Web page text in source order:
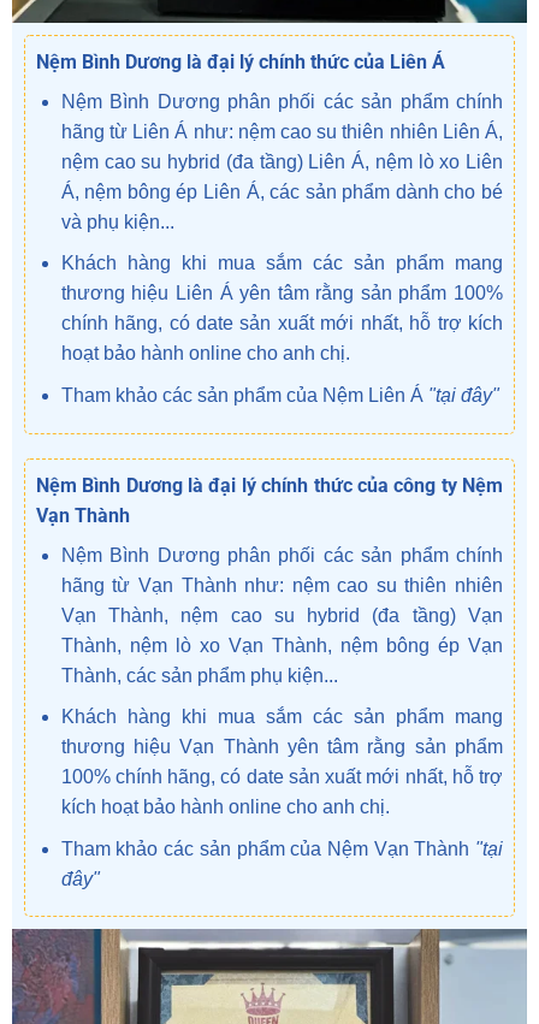
Nệm Bình Dương là đại lý chính thức của Liên Á
Nệm Bình Dương phân phối các sản phẩm chính
hãng từ Liên Á như: nệm cao su thiên nhiên Liên Á,
nệm cao su hybrid (đa tầng) Liên Á, nệm lò xo Liên
Á, nệm bông ép Liên Á, các sản phẩm dành cho bé
và phụ kiện...
Khách hàng khi mua sắm các sản phẩm mang
thương hiệu Liên Á yên tâm rằng sản phẩm 100%
chính hãng, có date sản xuất mới nhất, hỗ trợ kích
hoạt bảo hành online cho anh chị.
Tham khảo các sản phẩm của Nệm Liên Á "tại đây"
Nệm Bình Dương là đại lý chính thức của công ty Nệm
Vạn Thành
Nệm Bình Dương phân phối các sản phẩm chính
hãng từ Vạn Thành như: nệm cao su thiên nhiên
Vạn Thành, nệm cao su hybrid (đa tầng) Vạn
Thành, nệm lò xo Vạn Thành, nệm bông ép Vạn
Thành, các sản phẩm phụ kiện...
Khách hàng khi mua sắm các sản phẩm mang
thương hiệu Vạn Thành yên tâm rằng sản phẩm
100% chính hãng, có date sản xuất mới nhất, hỗ trợ
kích hoạt bảo hành online cho anh chị.
Tham khảo các sản phẩm của Nệm Vạn Thành "tại
đây"